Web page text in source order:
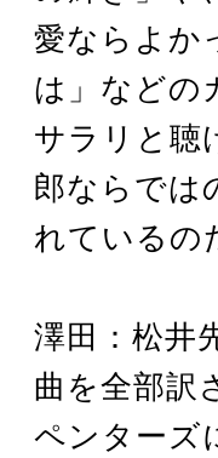
愛ならよか
は」などの
サラリと聴
郎ならでは
れているの
澤田：松井
曲を全部訳
ペンターズ